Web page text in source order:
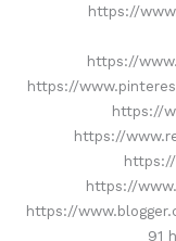
https://
https://
https://
https://
https://
https://
https://
91